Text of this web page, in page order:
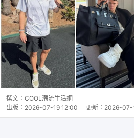
撰文： COOL潮流生活網
出版： 2026-07-19 12:00 更新： 2026-07-